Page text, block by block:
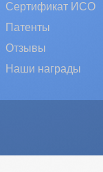
Сертификат ИСО
Патенты
Отзывы
Наши награды